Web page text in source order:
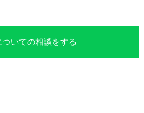
ついての相談をする